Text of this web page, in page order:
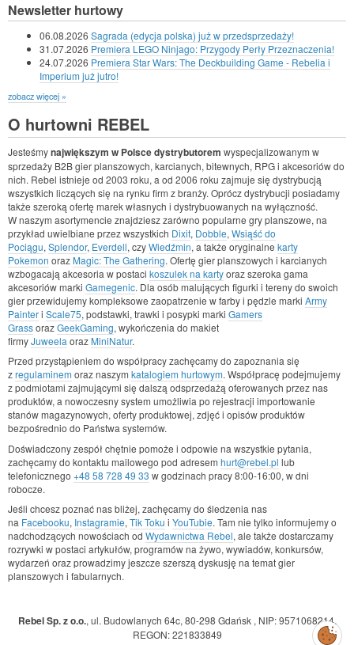
Newsletter hurtowy
06.08.2026 Sagrada (edycja polska) już w przedsprzedaży!
31.07.2026 Premiera LEGO Ninjago: Przygody Perły Przeznaczenia!
24.07.2026 Premiera Star Wars: The Deckbuilding Game - Rebelia i
Imperium już jutro!
zobacz więcej »
O hurtowni REBEL
Jesteśmynajwiększym w Polsce dystrybutorem wyspecjalizowanym w
sprzedaży B2B gier planszowych, karcianych, bitewnych, RPG i akcesoriów do
nich. Rebel istnieje od 2003 roku, a od 2006 roku zajmuje się dystrybucją
wszystkich liczących się na rynku firm z branży. Oprócz dystrybucji posiadamy
także szeroką ofertę marek własnych i dystrybuowanych na wyłączność.
W naszym asortymencie znajdziesz zarówno popularne gry planszowe, na
przykład uwielbiane przez wszystkich Dixit, Dobble, Wsiąść do
Pociągu, Splendor, Everdell, czyWiedźmin, a także oryginalne karty
Pokemon oraz Magic: The Gathering. Ofertę gier planszowych i karcianych
wzbogacają akcesoria w postaci koszulek na kartyoraz szeroka gama
akcesoriów marki Gamegenic. Dla osób malujących figurki i tereny do swoich
gier przewidujemy kompleksowe zaopatrzenie w farby i pędzle marki Army
Painteri Scale75, podstawki, trawki i posypki marki Gamers
GrassorazGeekGaming, wykończenia do makiet
firmyJuweela oraz MiniNatur.
Przed przystąpieniem do współpracy zachęcamy do zapoznania się
zregulaminem oraz naszym katalogiem hurtowym. Współpracę podejmujemy
z podmiotami zajmującymi się dalszą odsprzedażą oferowanych przez nas
produktów, a nowoczesny system umożliwia po rejestracji importowanie
stanów magazynowych, oferty produktowej, zdjęć i opisów produktów
bezpośrednio do Państwa systemów.
Doświadczony zespół chętnie pomoże i odpowie na wszystkie pytania,
zachęcamy do kontaktu mailowego pod adresem hurt@rebel.pl lub
telefonicznego +48 58 728 49 33 w godzinach pracy 8:00-16:00, w dni
robocze.
Jeśli chcesz poznać nas bliżej, zachęcamy do śledzenia nas
na Facebooku, Instagramie, Tik Toku i YouTubie. Tam nie tylko informujemy o
nadchodzących nowościach od Wydawnictwa Rebel, ale także dostarczamy
rozrywki w postaci artykułów, programów na żywo, wywiadów, konkursów,
wydarzeń oraz prowadzimy jeszcze szerszą dyskusję na temat gier
planszowych i fabularnych.
Rebel Sp. z o.o., ul. Budowlanych 64c, 80-298 Gdańsk, NIP: 9571068214,
REGON: 221833849
Zarządzaj
preferencjami
cookies